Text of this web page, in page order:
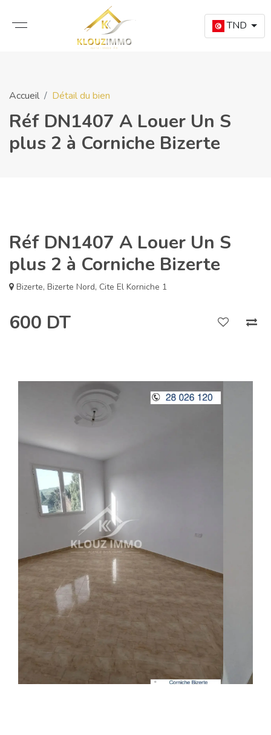
TND
Accueil Détail du bien
Réf DN1407 A Louer Un S
plus 2 à Corniche Bizerte
Réf DN1407 A Louer Un S
plus 2 à Corniche Bizerte
Bizerte, Bizerte Nord, Cite El Korniche 1
600 DT